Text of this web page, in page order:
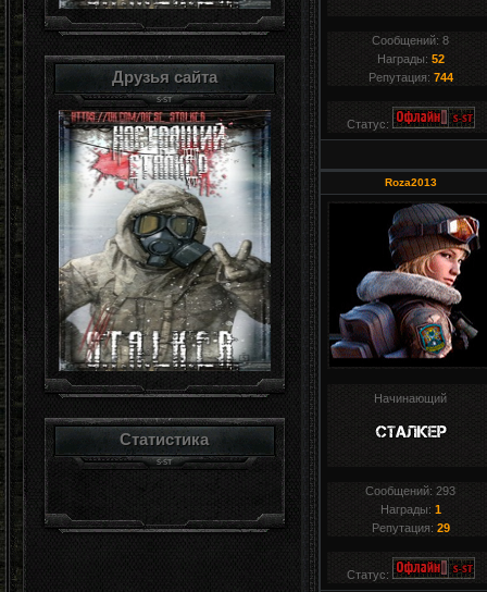
Друзья сайта
Статистика
Сообщений:8
Награды: 52
Репутация: 744
Статус:
Roza2013
Начинающий
Сообщений:293
Награды: 1
Репутация: 29
Статус: